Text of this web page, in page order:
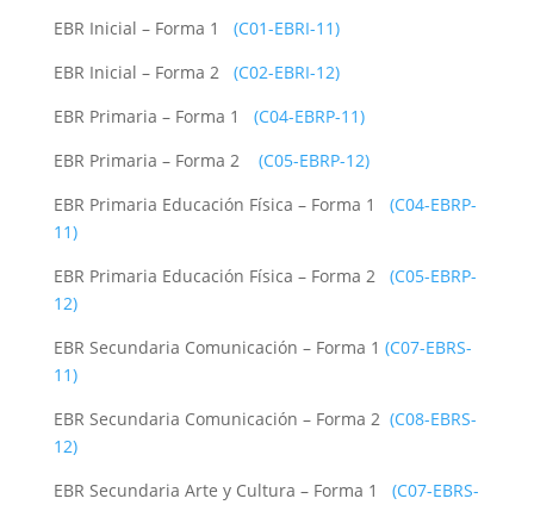
EBR Inicial – Forma 1 (C01-EBRI-11)
EBR Inicial – Forma 2 (C02-EBRI-12)
EBR Primaria – Forma 1 (C04-EBRP-11)
EBR Primaria – Forma 2 (C05-EBRP-12)
EBR Primaria Educación Física – Forma 1 (C04-EBRP-
11)
EBR Primaria Educación Física – Forma 2 (C05-EBRP-
12)
EBR Secundaria Comunicación – Forma 1 (C07-EBRS-
11)
EBR Secundaria Comunicación – Forma 2 (C08-EBRS-
12)
EBR Secundaria Arte y Cultura – Forma 1 (C07-EBRS-